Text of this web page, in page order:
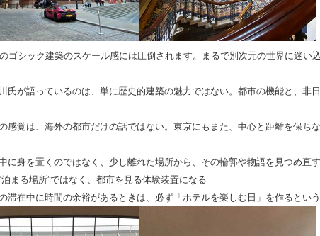
のゴシック建築のスケール感には圧倒されます。まるで別次元の世界に迷
氏が語っているのは、単に歴史的建築の魅力ではない。都市の機能と、非
感覚は、海外の都市だけの話ではない。東京にもまた、中心と距離を保ち
に身を置くのではなく、少し離れた場所から、その輪郭や物語を見つめ
泊まる場所”ではなく、都市を見る体験装置になる
滞在中に時間の余裕があるときは、必ず「ホテルを楽しむ日」を作ると